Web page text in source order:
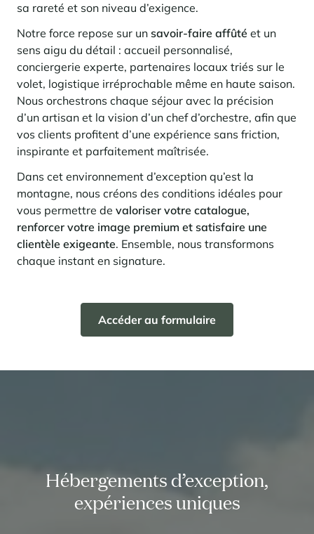
Votre séjour au coeur de la station
Notre sélection pour profiter pleinement de l'animation et
des services
En savoir plus
Saint-Martin-de-Belleville
Serre Chevalier
Tignes
Val d'Isère
Val Thorens
En savoir plus
Le Kandahar
Résidence exclusive à Val d'Isère
En savoir plus
pour investir en montagne. Et un levier puissant pour redessiner une
montagne vivante, attractive à l’année et génératrice de nouveaux
usages.
Inspirations séjours
L’été, nouvelle saison du bien-être en montagne
La montagne s’affirme de plus en plus comme une destination
marqué des pratiques hors ski.
Inspirations séjours
Où trouver les plus beaux spots de ski hors-piste dans les Alpes
sa rareté et son niveau d’exigence.
Notre force repose sur un savoir-faire affûté et un
sens aigu du détail : accueil personnalisé,
conciergerie experte, partenaires locaux triés sur le
volet, logistique irréprochable même en haute saison.
Nous orchestrons chaque séjour avec la précision
d’un artisan et la vision d’un chef d’orchestre, afin que
vos clients profitent d’une expérience sans friction,
inspirante et parfaitement maîtrisée.
Dans cet environnement d’exception qu’est la
montagne, nous créons des conditions idéales pour
vous permettre de valoriser votre catalogue,
renforcer votre image premium et satisfaire une
clientèle exigeante. Ensemble, nous transformons
chaque instant en signature.
Accéder au formulaire
Hébergements d’exception,
expériences uniques